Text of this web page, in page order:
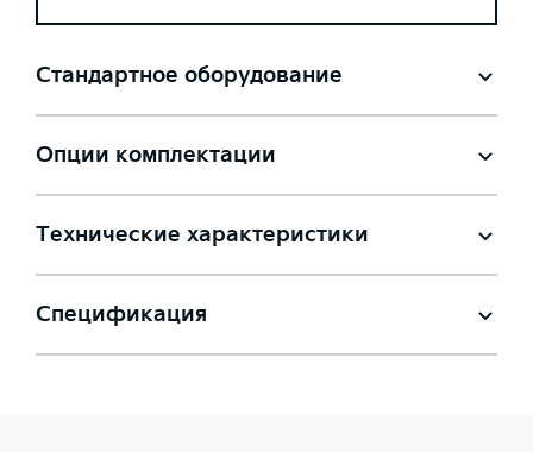
Стандартное оборудование
Опции комплектации
Технические характеристики
Спецификация